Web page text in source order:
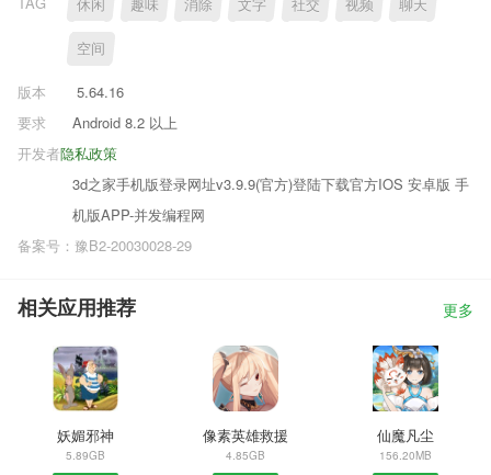
空间
版本
5.64.16
要求
Android 8.2 以上
隐私政策
开发者
3d之家手机版登录网址v3.9.9(官方)登陆下载官方IOS 安卓版 手
机版APP-并发编程网
备案号：豫B2-20030028-29
相关应用推荐 更多
妖媚邪神
5.89GB
像素英雄救援
4.85GB
仙魔凡尘
156.20MB